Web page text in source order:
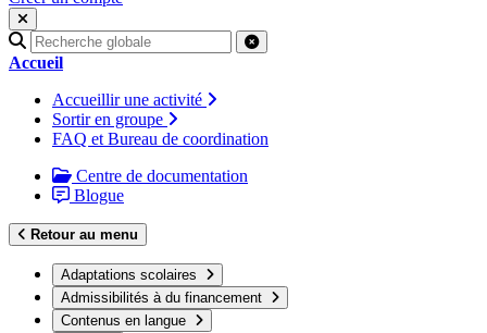
Recherche
pour
Accueil
Accueillir une activité
Sortir en groupe
FAQ et Bureau de coordination
Centre de documentation
Blogue
Retour au menu
Adaptations scolaires
Admissibilités à du financement
Contenus en langue